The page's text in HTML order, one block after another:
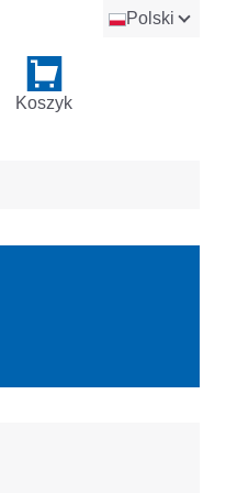
Polski
Koszyk